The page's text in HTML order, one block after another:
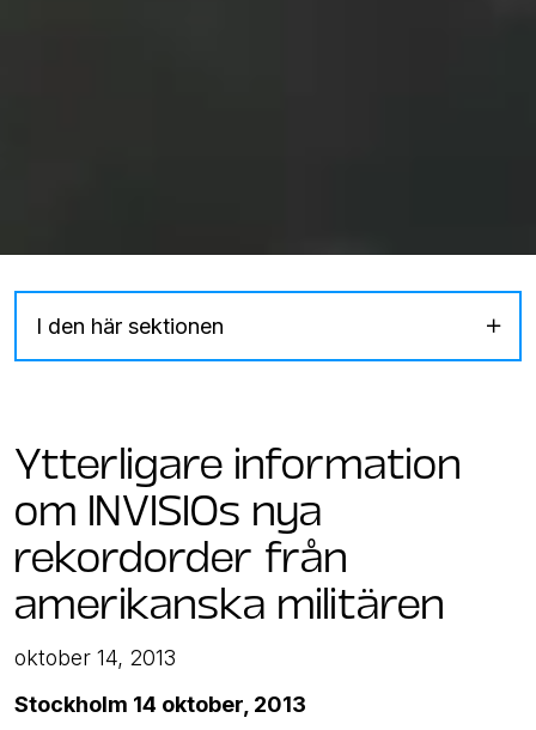
I den här sektionen
Ytterligare information
om INVISIOs nya
rekordorder från
amerikanska militären
oktober 14, 2013
Stockholm 14 oktober, 2013